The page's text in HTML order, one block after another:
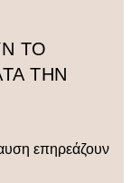
ΤΟ
ΤΗΝ
επηρεάζουν